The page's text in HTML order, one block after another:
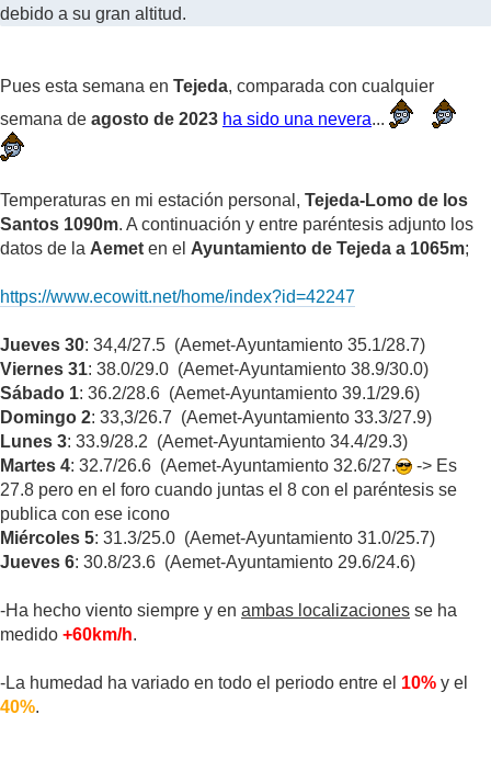
debido a su gran altitud.
Pues esta semana en Tejeda, comparada con cualquier
semana de agosto de 2023 ha sido una nevera...
Temperaturas en mi estación personal, Tejeda-Lomo de los
Santos 1090m. A continuación y entre paréntesis adjunto los
datos de la Aemet en el Ayuntamiento de Tejeda a 1065m;
https://www.ecowitt.net/home/index?id=42247
Jueves 30: 34,4/27.5 (Aemet-Ayuntamiento 35.1/28.7)
Viernes 31: 38.0/29.0 (Aemet-Ayuntamiento 38.9/30.0)
Sábado 1: 36.2/28.6 (Aemet-Ayuntamiento 39.1/29.6)
Domingo 2: 33,3/26.7 (Aemet-Ayuntamiento 33.3/27.9)
Lunes 3: 33.9/28.2 (Aemet-Ayuntamiento 34.4/29.3)
Martes 4: 32.7/26.6 (Aemet-Ayuntamiento 32.6/27.
-> Es
27.8 pero en el foro cuando juntas el 8 con el paréntesis se
publica con ese icono
Miércoles 5: 31.3/25.0 (Aemet-Ayuntamiento 31.0/25.7)
Jueves 6: 30.8/23.6 (Aemet-Ayuntamiento 29.6/24.6)
-Ha hecho viento siempre y en ambas localizaciones se ha
medido +60km/h.
-La humedad ha variado en todo el periodo entre el 10% y el
40%.